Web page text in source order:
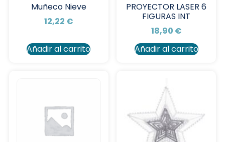
Muñeco Nieve
12,22 €
Añadir al carrito
PROYECTOR LASER 6
FIGURAS INT
18,90 €
Añadir al carrito